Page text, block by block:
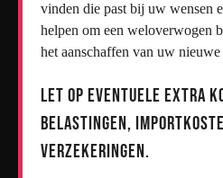
vinden die past bij uw wensen
helpen om een weloverwogen
het aanschaffen van uw
Let op eventuele extra
belastingen,
verzekeringen.